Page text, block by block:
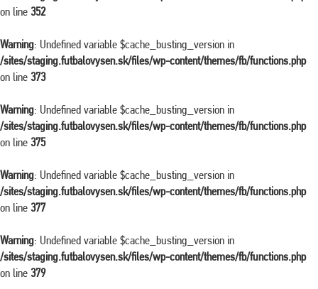
on line 352
Warning: Undefined variable $cache_busting_version in
/sites/staging.futbalovysen.sk/files/wp-content/themes/fb/functions.php
on line 373
Warning: Undefined variable $cache_busting_version in
/sites/staging.futbalovysen.sk/files/wp-content/themes/fb/functions.php
on line 375
Warning: Undefined variable $cache_busting_version in
/sites/staging.futbalovysen.sk/files/wp-content/themes/fb/functions.php
on line 377
Warning: Undefined variable $cache_busting_version in
/sites/staging.futbalovysen.sk/files/wp-content/themes/fb/functions.php
on line 379